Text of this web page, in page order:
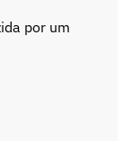
por um